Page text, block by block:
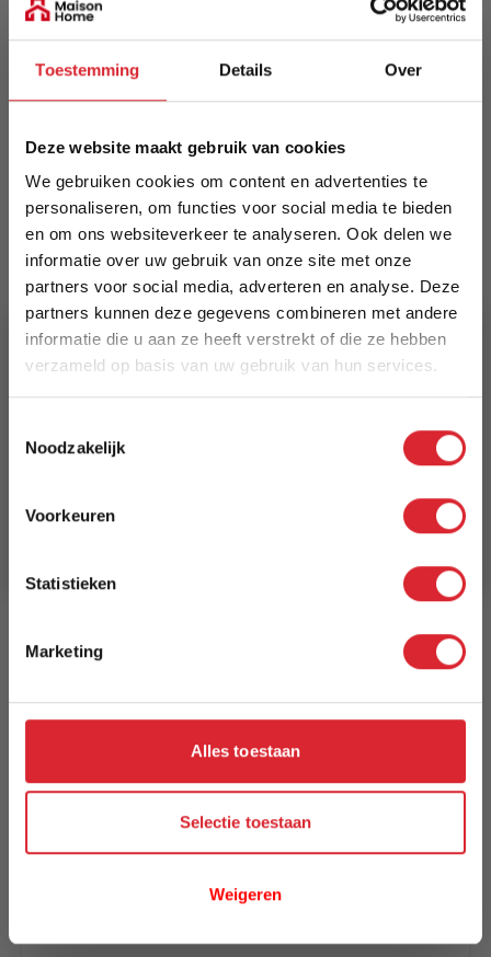
Toestemming Details Over
Deze website maakt gebruik van cookies
We gebruiken cookies om content en advertenties te
personaliseren, om functies voor social media te bieden
en om ons websiteverkeer te analyseren. Ook delen we
informatie over uw gebruik van onze site met onze
partners voor social media, adverteren en analyse. Deze
partners kunnen deze gegevens combineren met andere
informatie die u aan ze heeft verstrekt of die ze hebben
verzameld op basis van uw gebruik van hun services.
Noodzakelijk
Voorkeuren
Statistieken
Marketing
Alles toestaan
Selectie toestaan
Weigeren
Schrijf uw eigen review
U plaatst een review over:Innovation Living Zeal Bow Daybed -
stof 853
Meer informatie
Innovation Living
EAN
5700110946544
Prijs
€ 1.015,00
Levertijd
Kleur
Zeal Bow Daybed